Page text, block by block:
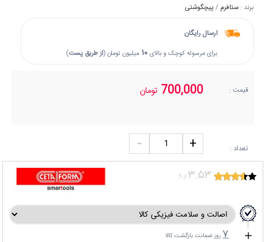
برند : ستافرم /پیچگوشتی
ارسال رایگان
برای مرسوله کوچک و بالای۱۰ میلیون تومان (از طریق پست)
قیمت : 700,000 تومان
تعداد :
۳.۵۳ از 5
۷روز ضمانت بازگشت کالا